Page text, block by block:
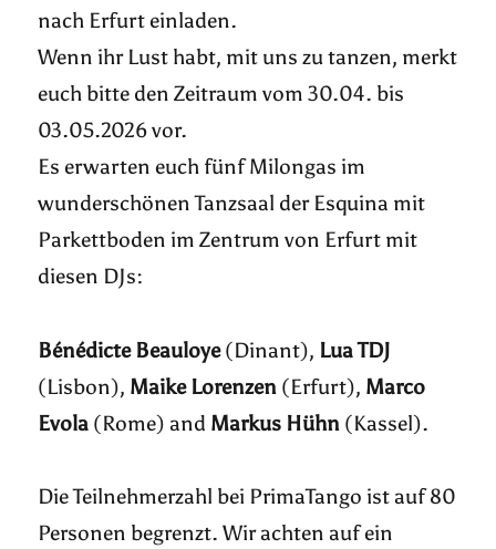
nach Erfurt einladen.
Wenn ihr Lust habt, mit uns zu tanzen, merkt
euch bitte den Zeitraum vom 30.04. bis
03.05.2026 vor.
Es erwarten euch fünf Milongas im
wunderschönen Tanzsaal der Esquina mit
Parkettboden im Zentrum von Erfurt mit
diesen DJs:
Bénédicte Beauloye(Dinant), Lua TDJ
(Lisbon), Maike Lorenzen (Erfurt), Marco
Evola (Rome) and Markus Hühn (Kassel).
Die Teilnehmerzahl bei PrimaTango ist auf 80
Personen begrenzt. Wir achten auf ein